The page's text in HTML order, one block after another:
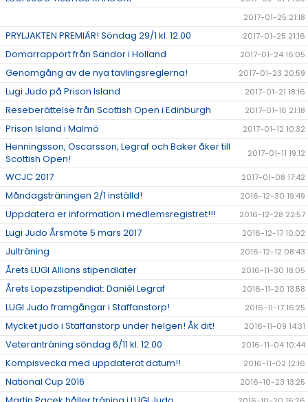
2017-01-25 21:18
PRYLJAKTEN PREMIÄR! Söndag 29/1 kl. 12.00 2017-01-25 21:16
Domarrapport från Sandor i Holland 2017-01-24 16:05
Genomgång av de nya tävlingsreglerna! 2017-01-23 20:59
Lugi Judo på Prison Island 2017-01-21 18:16
Reseberättelse från Scottish Open i Edinburgh 2017-01-16 21:18
Prison Island i Malmö 2017-01-12 10:32
Henningsson, Oscarsson, Legraf och Baker åker till
Scottish Open!
2017-01-11 19:12
WCJC 2017 2017-01-08 17:42
Måndagsträningen 2/1 inställd! 2016-12-30 19:49
Uppdatera er information i medlemsregistret!!! 2016-12-28 22:57
Lugi Judo Årsmöte 5 mars 2017 2016-12-17 10:02
Julträning 2016-12-12 08:43
Årets LUGI Allians stipendiater 2016-11-30 18:05
Årets Lopezstipendiat: Daniél Legraf 2016-11-20 13:58
LUGI Judo framgångar i Staffanstorp! 2016-11-17 16:25
Mycket judo i Staffanstorp under helgen! Åk dit! 2016-11-09 14:31
Veteranträning söndag 6/11 kl. 12.00 2016-11-04 10:44
Kompisvecka med uppdaterat datum!! 2016-11-02 12:16
National Cup 2016 2016-10-23 13:25